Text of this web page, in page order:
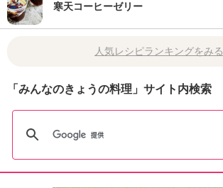
寒天コーヒーゼリー
人気レシピランキングをみる
「みんなのきょうの料理」サイト内検索